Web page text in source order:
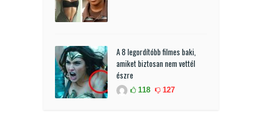
A 8 legordítóbb filmes baki,
amiket biztosan nem vettél
észre
118 127